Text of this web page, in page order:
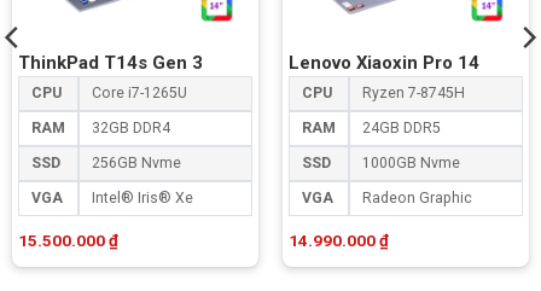
ThinkPad T14s Gen 3
CPU Core i7-1265U
RAM 32GB DDR4
SSD 256GB Nvme
VGA Intel® Iris® Xe
15.500.000₫
Lenovo Xiaoxin Pro 14
CPU Ryzen 7-8745H
RAM 24GB DDR5
SSD 1000GB Nvme
VGA Radeon Graphic
14.990.000₫